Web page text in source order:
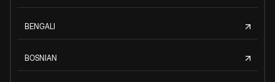
BENGALI
BOSNIAN